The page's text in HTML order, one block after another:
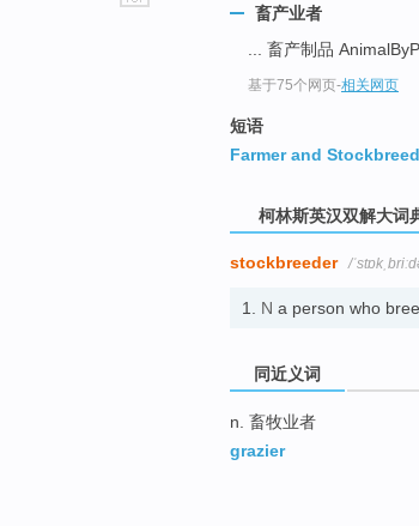
畜产业者
... 畜产制品
基于75个网页-相关网页
短语
Farmer and
柯林斯英汉双解大词
stockbreeder /
1. N a person who
同近义词
n. 畜牧业者
grazier